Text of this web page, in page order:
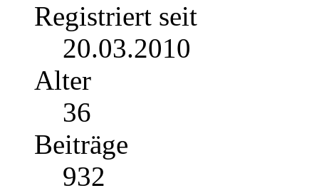
Registriert seit
20.03.2010
Alter
36
Beiträge
932